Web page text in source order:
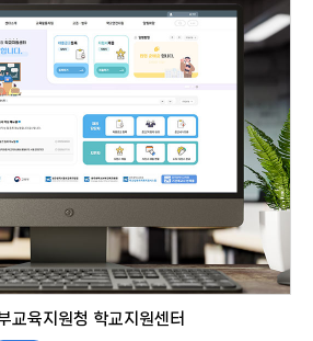
web
교육지원청 학교지원센터